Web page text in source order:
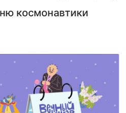
космонавтики